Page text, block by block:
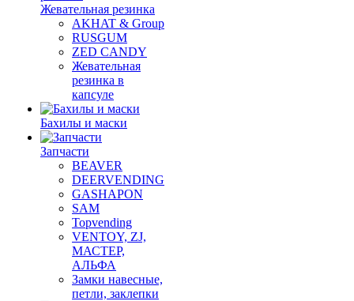
Жевательная резинка
AKHAT & Group
RUSGUM
ZED CANDY
Жевательная
резинка в
капсуле
Бахилы и маски
Запчасти
BEAVER
DEERVENDING
GASHAPON
SAM
Topvending
VENTOY, ZJ,
МАСТЕР,
АЛЬФА
Замки навесные,
петли, заклепки